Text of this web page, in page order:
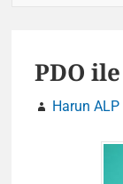
PDO
Harun ALP